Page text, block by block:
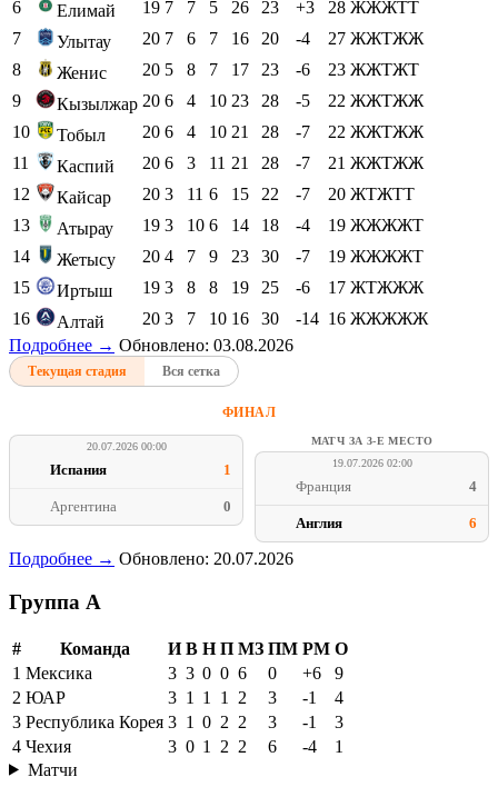
6
Елимай 19 7 7 5 26 23 +3 28 ЖЖЖТТ
7
Улытау 20 7 6 7 16 20 -4 27 ЖЖТЖЖ
8
Женис 20 5 8 7 17 23 -6 23 ЖЖТЖТ
9
Кызылжар 20 6 4 10 23 28 -5 22 ЖЖТЖЖ
10
Тобыл 20 6 4 10 21 28 -7 22 ЖЖТЖЖ
11
Каспий 20 6 3 11 21 28 -7 21 ЖЖТЖЖ
12
Кайсар 20 3 11 6 15 22 -7 20 ЖТЖТТ
13
Атырау 19 3 10 6 14 18 -4 19 ЖЖЖЖТ
14
Жетысу 20 4 7 9 23 30 -7 19 ЖЖЖЖТ
15
Иртыш 19 3 8 8 19 25 -6 17 ЖТЖЖЖ
16
Алтай 20 3 7 10 16 30 -14 16 ЖЖЖЖЖ
Подробнее → Обновлено: 03.08.2026
Текущая стадия Вся сетка
ФИНАЛ
20.07.2026 00:00
Испания 1
Аргентина 0
МАТЧ ЗА 3-Е МЕСТО
19.07.2026 02:00
Франция 4
Англия 6
Подробнее → Обновлено: 20.07.2026
Группа A
# Команда И В Н П МЗ ПМ РМ О
1 Мексика 3 3 0 0 6 0 +6
9
2 ЮАР 3 1 1 1 2 3 -1
4
3 Республика Корея 3 1 0 2 2 3 -1
3
4 Чехия 3 0 1 2 2 6 -4
1
Матчи